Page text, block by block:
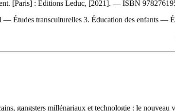
[Paris] : Éditions Leduc, [2021]. — ISBN
— Études transculturelles 3. Éducation des enfants
gangsters millénariaux et technologie : le nouveau